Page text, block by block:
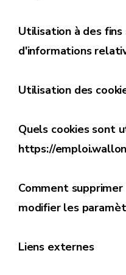
Utilisation à des
d'informations
Utilisation des
Quels cookies sont
https://
Comment
modifier les
Liens externes